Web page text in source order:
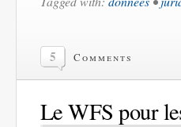
5 Comments
Le WFS pour